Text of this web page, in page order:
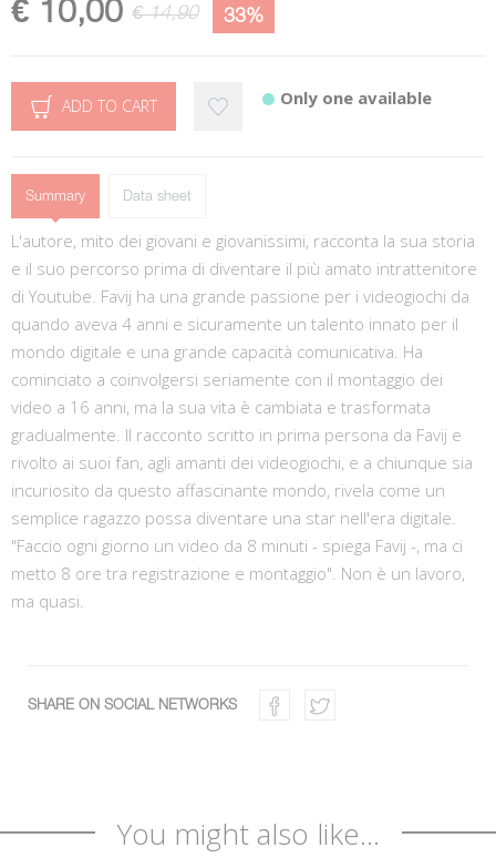
€ 10,00 € 14,90 33%
ADD TO CART Only one available
Summary Data sheet
L'autore, mito dei giovani e giovanissimi, racconta la sua storia
e il suo percorso prima di diventare il più amato intrattenitore
di Youtube. Favij ha una grande passione per i videogiochi da
quando aveva 4 anni e sicuramente un talento innato per il
mondo digitale e una grande capacità comunicativa. Ha
cominciato a coinvolgersi seriamente con il montaggio dei
video a 16 anni, ma la sua vita è cambiata e trasformata
gradualmente. Il racconto scritto in prima persona da Favij e
rivolto ai suoi fan, agli amanti dei videogiochi, e a chiunque sia
incuriosito da questo affascinante mondo, rivela come un
semplice ragazzo possa diventare una star nell'era digitale.
"Faccio ogni giorno un video da 8 minuti - spiega Favij -, ma ci
metto 8 ore tra registrazione e montaggio". Non è un lavoro,
ma quasi.
SHARE ON SOCIAL NETWORKS
You might also like...